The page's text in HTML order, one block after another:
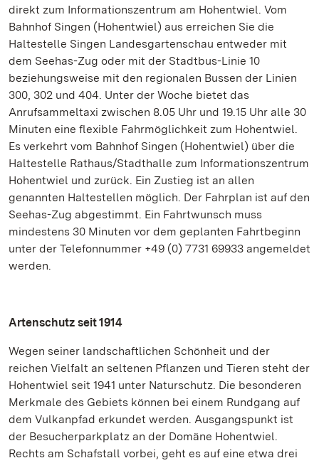
direkt zum Informationszentrum am Hohentwiel. Vom
Bahnhof Singen (Hohentwiel) aus erreichen Sie die
Haltestelle Singen Landesgartenschau entweder mit
dem Seehas-Zug oder mit der Stadtbus-Linie 10
beziehungsweise mit den regionalen Bussen der Linien
300, 302 und 404. Unter der Woche bietet das
Anrufsammeltaxi zwischen 8.05 Uhr und 19.15 Uhr alle 30
Minuten eine flexible Fahrmöglichkeit zum Hohentwiel.
Es verkehrt vom Bahnhof Singen (Hohentwiel) über die
Haltestelle Rathaus/Stadthalle zum Informationszentrum
Hohentwiel und zurück. Ein Zustieg ist an allen
genannten Haltestellen möglich. Der Fahrplan ist auf den
Seehas-Zug abgestimmt. Ein Fahrtwunsch muss
mindestens 30 Minuten vor dem geplanten Fahrtbeginn
unter der Telefonnummer +49 (0) 7731 69933 angemeldet
werden.
Artenschutz seit 1914
Wegen seiner landschaftlichen Schönheit und der
reichen Vielfalt an seltenen Pflanzen und Tieren steht der
Hohentwiel seit 1941 unter Naturschutz. Die besonderen
Merkmale des Gebiets können bei einem Rundgang auf
dem Vulkanpfad erkundet werden. Ausgangspunkt ist
der Besucherparkplatz an der Domäne Hohentwiel.
Rechts am Schafstall vorbei, geht es auf eine etwa drei